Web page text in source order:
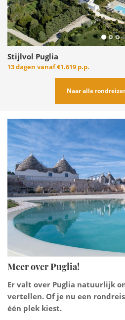
Stijlvol Puglia
13 dagen vanaf€1.619 p.p.
Naar alle
Meer over Puglia!
Er valt over Puglia natuurlijk
vertellen. Of je nu een
één plek kiest.